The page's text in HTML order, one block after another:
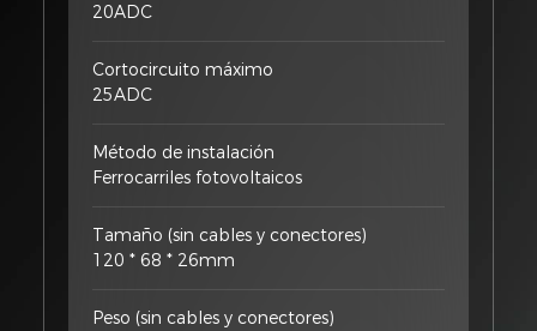
20ADC
Cortocircuito máximo
25ADC
Método de instalación
Ferrocarriles fotovoltaicos
Tamaño (sin cables y conectores)
120 * 68 * 26mm
Peso (sin cables y conectores)